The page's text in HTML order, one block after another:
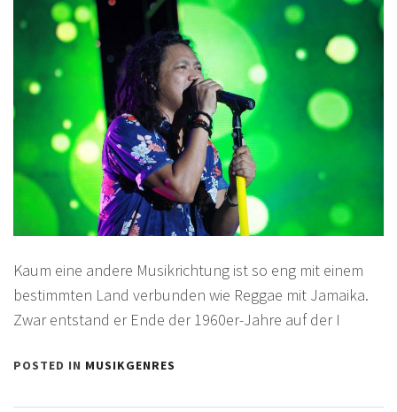
Kaum eine andere Musikrichtung ist so eng mit einem
bestimmten Land verbunden wie Reggae mit Jamaika.
Zwar entstand er Ende der 1960er-Jahre auf der I
POSTED IN MUSIKGENRES